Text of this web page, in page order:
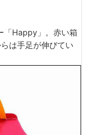
「Happy」。赤い箱
は手足が伸びてい